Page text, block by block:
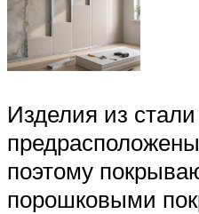
Изделия из
поэтому
порошковыми